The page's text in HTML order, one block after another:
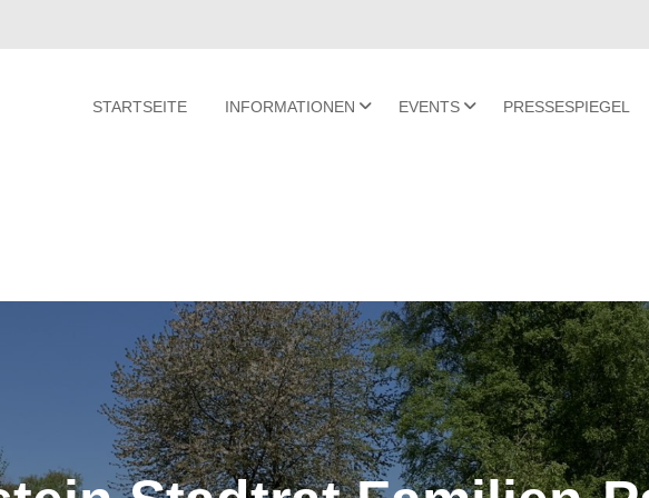
STARTSEITE INFORMATIONEN EVENTS PRESSESPIEGEL